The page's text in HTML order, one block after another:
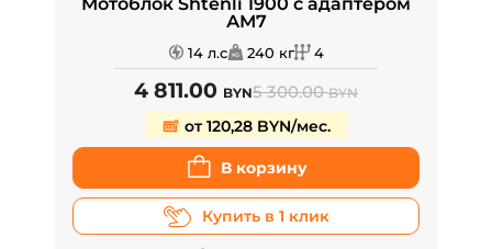
АМ7
14 л.с 240 кг 4
4 811.00 BYN5 300.00BYN
от 120,28 BYN/мес.
В корзину
Купить в 1 клик